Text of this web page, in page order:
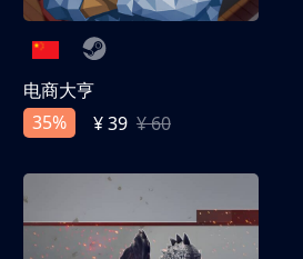
电商大亨
35%
¥ 39 ¥ 60